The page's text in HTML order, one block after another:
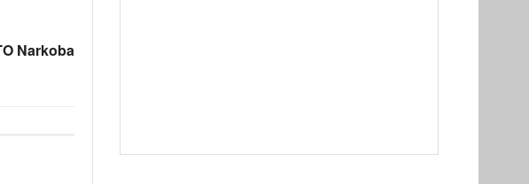
Narkoba